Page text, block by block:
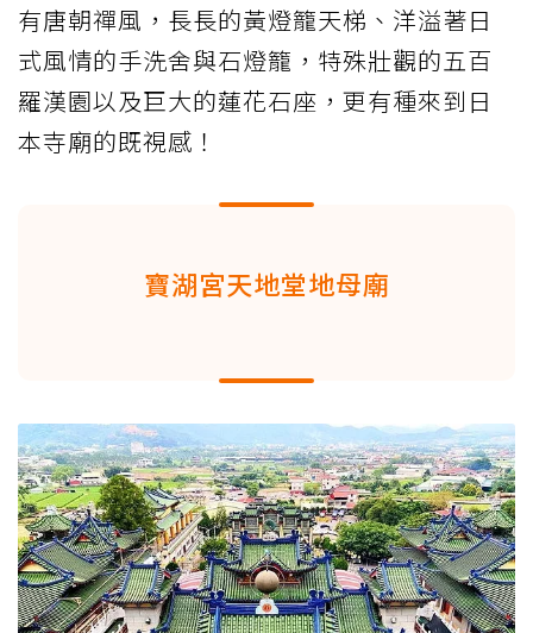
有唐朝禪風，長長的黃燈籠天梯、洋溢著日
式風情的手洗舍與石燈籠，特殊壯觀的五百
羅漢園以及巨大的蓮花石座，更有種來到日
本寺廟的既視感！
寶湖宮天地堂地母廟